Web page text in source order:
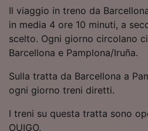
Il viaggio in treno da
in media 4 ore 10 minuti, a
scelto. Ogni giorno circolano
Barcellona e Pamplona/Iruña.
Sulla tratta da Barcellona a
ogni giorno treni diretti.
I treni su questa tratta sono
OUIGO.
Utilizzare dati di
Scansione attiva delle
dispositivo ai fini
Archiviare informazioni su
accedervi. Pubblicità e
dei contenuti e degli
pubblico, sviluppo di servizi.
Elenco dei partner